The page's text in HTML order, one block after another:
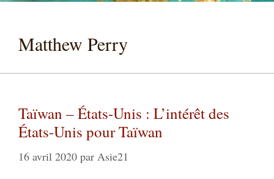
Matthew Perry
Taïwan – États-Unis : L’intérêt des
États-Unis pour Taïwan
16 avril 2020 par Asie21